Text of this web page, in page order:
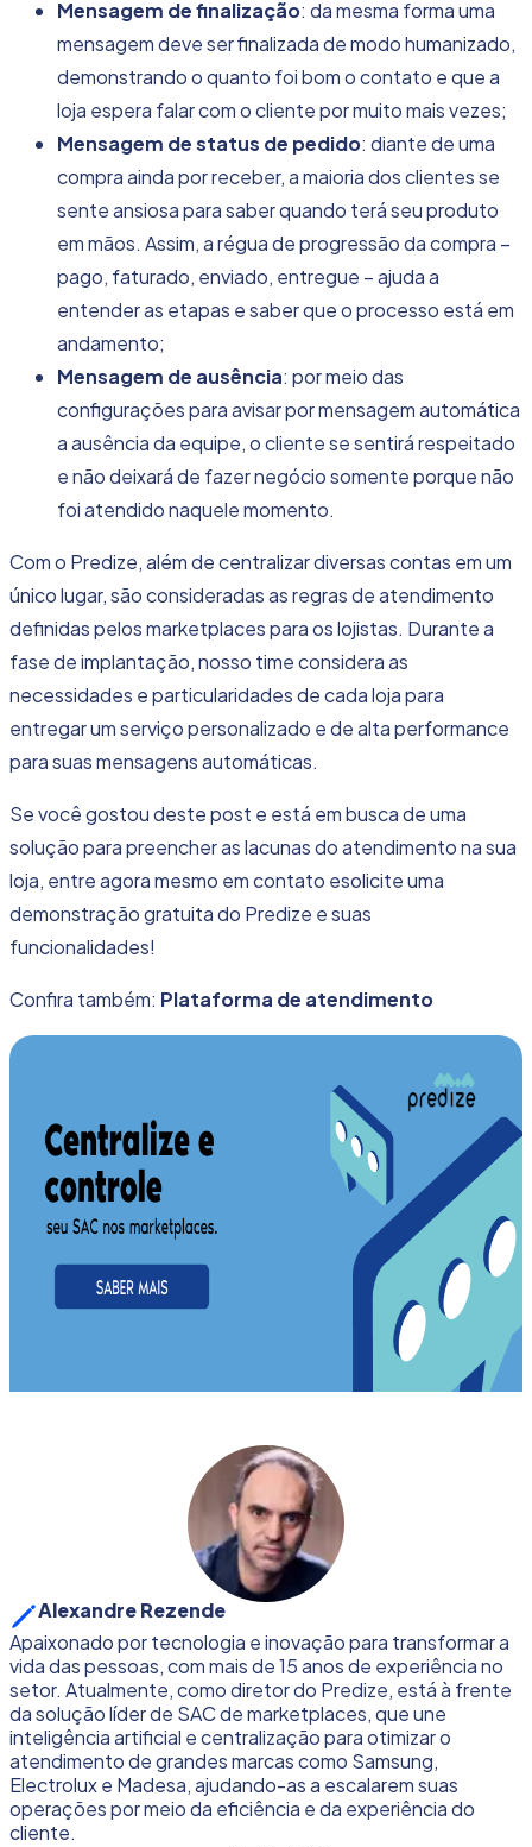
Mensagem de finalização: da mesma forma uma
mensagem deve ser finalizada de modo humanizado,
demonstrando o quanto foi bom o contato e que a
loja espera falar com o cliente por muito mais vezes;
Mensagem de status de pedido: diante de uma
compra ainda por receber, a maioria dos clientes se
sente ansiosa para saber quando terá seu produto
em mãos. Assim, a régua de progressão da compra –
pago, faturado, enviado, entregue – ajuda a
entender as etapas e saber que o processo está em
andamento;
Mensagem de ausência: por meio das
configurações para avisar por mensagem automática
a ausência da equipe, o cliente se sentirá respeitado
e não deixará de fazer negócio somente porque não
foi atendido naquele momento.
Com o Predize, além decentralizar diversas contas em um
único lugar, são consideradas as regras de atendimento
definidas pelos marketplaces para os lojistas. Durante a
fase de implantação, nosso time considera as
necessidades e particularidades de cada loja para
entregar um serviço personalizado e de alta performance
para suas mensagens automáticas.
Se você gostou deste post e está em busca de uma
solução para preencher as lacunas do atendimento na sua
loja, entre agora mesmo em contato esolicite uma
demonstração gratuita do Predize e suas
funcionalidades!
Confira também: Plataforma de atendimento
Alexandre Rezende
Apaixonado por tecnologia e inovação para transformar a
vida das pessoas, com mais de 15 anos de experiência no
setor. Atualmente, como diretor do Predize, está à frente
da solução líder de SAC de marketplaces, que une
inteligência artificial e centralização para otimizar o
atendimento de grandes marcas como Samsung,
Electrolux e Madesa, ajudando-as a escalarem suas
operações por meio da eficiência e da experiência do
cliente.